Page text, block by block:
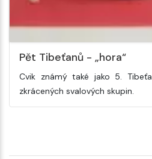
Pět Tibeťanů - „hora“
Cvik známý také jako 5.
zkrácených svalových skupin.